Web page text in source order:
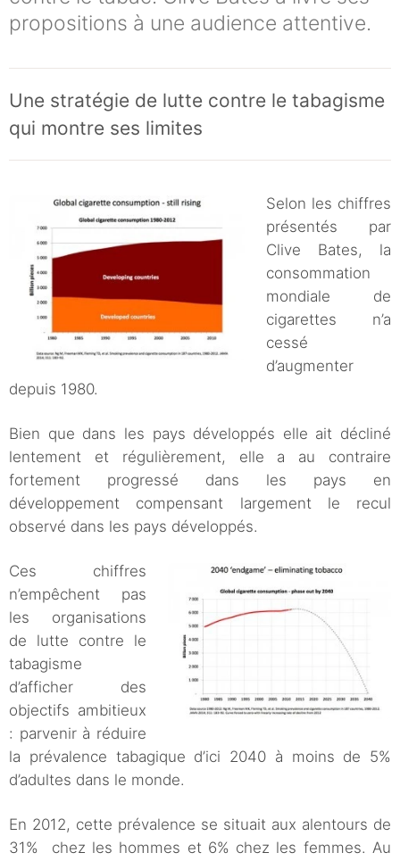
propositions à une audience attentive.
Une stratégie de lutte contre le tabagisme
qui montre ses limites
Selon les chiffres
présentés par
Clive Bates, la
consommation
mondiale de
cigarettes n’a
cessé
d’augmenter
depuis 1980.
Bien que dans les pays développés elle ait décliné
lentement et régulièrement, elle a au contraire
fortement progressé dans les pays en
développement compensant largement le recul
observé dans les pays développés.
Ces chiffres
n’empêchent pas
les organisations
de lutte contre le
tabagisme
d’afficher des
objectifs ambitieux
: parvenir à réduire
la prévalence tabagique d’ici 2040 à moins de 5%
d’adultes dans le monde.
En 2012, cette prévalence se situait aux alentours de
31% chez les hommes et 6% chez les femmes. Au